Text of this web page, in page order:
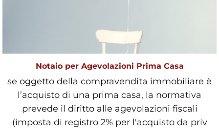
Notaio per Agevolazioni Prima Casa
se oggetto della compravendita immobiliare è
l’acquisto di una prima casa, la normativa
prevede il diritto alle agevolazioni fiscali
(imposta di registro 2% per l'acquisto da priv